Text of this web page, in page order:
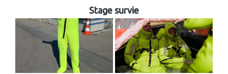
Stage survie